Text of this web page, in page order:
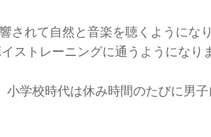
されて自然と音楽を聴くようにな
ストレーニングに通うようになり
学校時代は休み時間のたびに男子